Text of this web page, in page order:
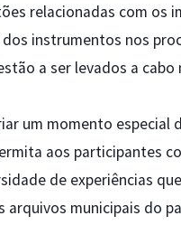
relacionadas com os
instrumentos nos
a ser levados a cabo
um momento especial
aos participantes
de experiências que
arquivos municipais do